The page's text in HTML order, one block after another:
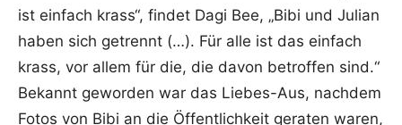
ist einfach krass“, findet Dagi Bee, „Bibi und Julian
haben sich getrennt (…). Für alle ist das einfach
krass, vor allem für die, die davon betroffen sind.“
Bekannt geworden war das Liebes-Aus, nachdem
Fotos von Bibi an die Öffentlichkeit geraten waren,